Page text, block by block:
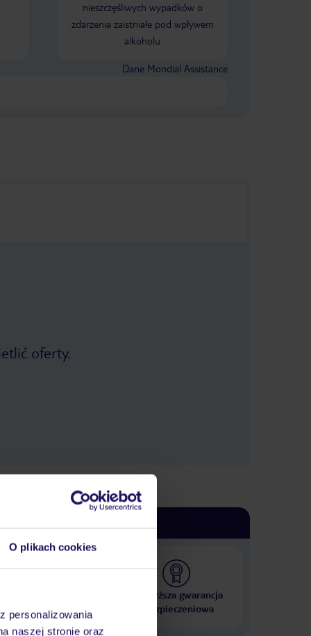
O plikach cookies
personalizowania
naszej stronie oraz
nieszczęśliwych wypadków o
zdarzenia zaistniałe pod wpływem
alkoholu
Dane Mondial Assistance
oferty.
krajach
Najwyższa gwarancja
ubezpieczeniowa